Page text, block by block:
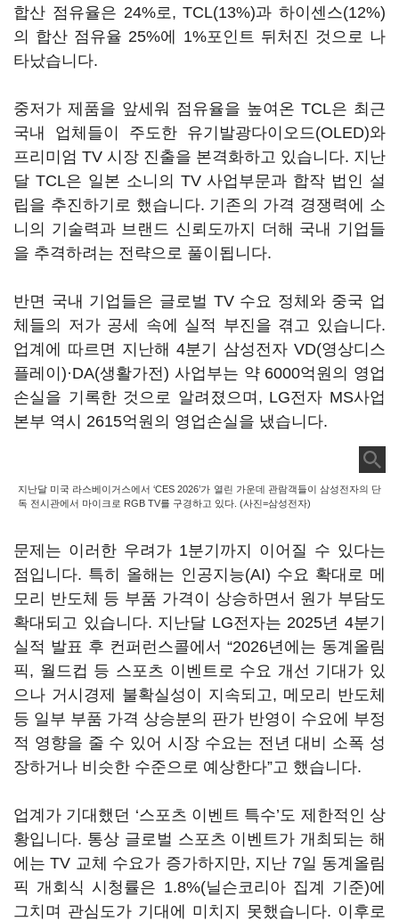
합산 점유율은 24%로, TCL(13%)과 하이센스(12%)
의 합산 점유율 25%에 1%포인트 뒤처진 것으로 나
타났습니다.
중저가 제품을 앞세워 점유율을 높여온 TCL은 최근
국내 업체들이 주도한 유기발광다이오드(OLED)와
프리미엄 TV 시장 진출을 본격화하고 있습니다. 지난
달 TCL은 일본 소니의 TV 사업부문과 합작 법인 설
립을 추진하기로 했습니다. 기존의 가격 경쟁력에 소
니의 기술력과 브랜드 신뢰도까지 더해 국내 기업들
을 추격하려는 전략으로 풀이됩니다.
반면 국내 기업들은 글로벌 TV 수요 정체와 중국 업
체들의 저가 공세 속에 실적 부진을 겪고 있습니다.
업계에 따르면 지난해 4분기 삼성전자 VD(영상디스
플레이)·DA(생활가전) 사업부는 약 6000억원의 영업
손실을 기록한 것으로 알려졌으며, LG전자 MS사업
본부 역시 2615억원의 영업손실을 냈습니다.
지난달 미국 라스베이거스에서 ‘CES 2026’가 열린 가운데 관람객들이 삼성전자의 단
독 전시관에서 마이크로 RGB TV를 구경하고 있다. (사진=삼성전자)
문제는 이러한 우려가 1분기까지 이어질 수 있다는
점입니다. 특히 올해는 인공지능(AI) 수요 확대로 메
모리 반도체 등 부품 가격이 상승하면서 원가 부담도
확대되고 있습니다. 지난달 LG전자는 2025년 4분기
실적 발표 후 컨퍼런스콜에서 “2026년에는 동계올림
픽, 월드컵 등 스포츠 이벤트로 수요 개선 기대가 있
으나 거시경제 불확실성이 지속되고, 메모리 반도체
등 일부 부품 가격 상승분의 판가 반영이 수요에 부정
적 영향을 줄 수 있어 시장 수요는 전년 대비 소폭 성
장하거나 비슷한 수준으로 예상한다”고 했습니다.
업계가 기대했던 ‘스포츠 이벤트 특수’도 제한적인 상
황입니다. 통상 글로벌 스포츠 이벤트가 개최되는 해
에는 TV 교체 수요가 증가하지만, 지난 7일 동계올림
픽 개회식 시청률은 1.8%(닐슨코리아 집계 기준)에
그치며 관심도가 기대에 미치지 못했습니다. 이후로